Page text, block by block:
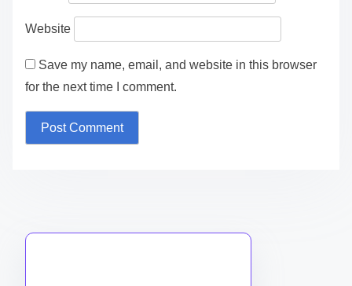
Website
Save my name, email, and website in this browser
for the next time I comment.